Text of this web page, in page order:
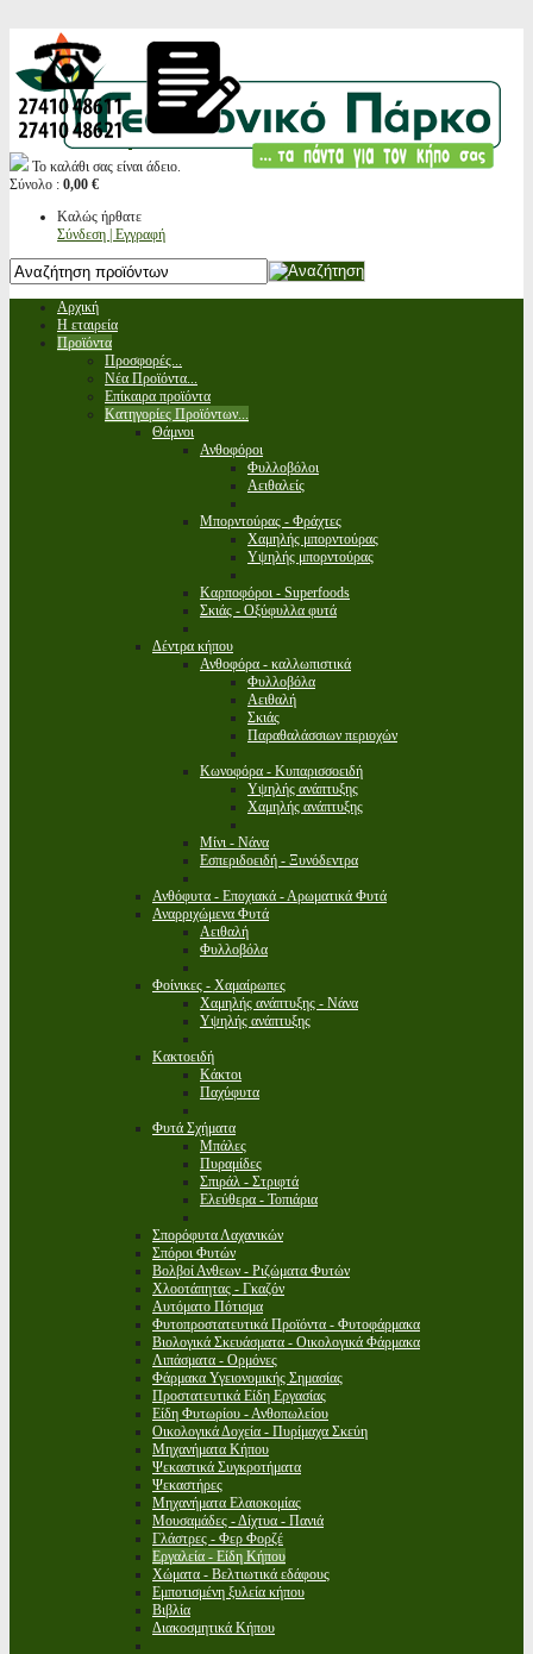
Το καλάθι σας είναι άδειο.
Σύνολο : 0,00 €
Καλώς ήρθατε
Σύνδεση | Εγγραφή
Αρχική
Η εταιρεία
Προϊόντα
Προσφορές...
Νέα Προϊόντα...
Επίκαιρα προϊόντα
Κατηγορίες Προϊόντων...
Θάμνοι
Ανθοφόροι
Φυλλοβόλοι
Αειθαλείς
Μπορντούρας - Φράχτες
Χαμηλής μπορντούρας
Υψηλής μπορντούρας
Καρποφόροι - Superfoods
Σκιάς - Οξύφυλλα φυτά
Δέντρα κήπου
Ανθοφόρα - καλλωπιστικά
Φυλλοβόλα
Αειθαλή
Σκιάς
Παραθαλάσσιων περιοχών
Κωνοφόρα - Κυπαρισσοειδή
Υψηλής ανάπτυξης
Χαμηλής ανάπτυξης
Μίνι - Νάνα
Εσπεριδοειδή - Ξυνόδεντρα
Ανθόφυτα - Εποχιακά - Αρωματικά Φυτά
Αναρριχώμενα Φυτά
Αειθαλή
Φυλλοβόλα
Φοίνικες - Χαμαίρωπες
Χαμηλής ανάπτυξης - Νάνα
Υψηλής ανάπτυξης
Κακτοειδή
Κάκτοι
Παχύφυτα
Φυτά Σχήματα
Μπάλες
Πυραμίδες
Σπιράλ - Στριφτά
Ελεύθερα - Τοπιάρια
Σπορόφυτα Λαχανικών
Σπόροι Φυτών
Βολβοί Ανθεων - Ριζώματα Φυτών
Χλοοτάπητας - Γκαζόν
Αυτόματο Πότισμα
Φυτοπροστατευτικά Προϊόντα - Φυτοφάρμακα
Βιολογικά Σκευάσματα - Οικολογικά Φάρμακα
Λιπάσματα - Ορμόνες
Φάρμακα Υγειονομικής Σημασίας
Προστατευτικά Είδη Εργασίας
Είδη Φυτωρίου - Ανθοπωλείου
Οικολογικά Δοχεία - Πυρίμαχα Σκεύη
Μηχανήματα Κήπου
Ψεκαστικά Συγκροτήματα
Ψεκαστήρες
Μηχανήματα Ελαιοκομίας
Μουσαμάδες - Δίχτυα - Πανιά
Γλάστρες - Φερ Φορζέ
Εργαλεία - Είδη Κήπου
Χώματα - Βελτιωτικά εδάφους
Εμποτισμένη ξυλεία κήπου
Βιβλία
Διακοσμητικά Κήπου